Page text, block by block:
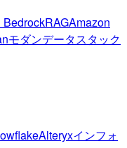
BedrockRAGAmazon
モダンデータスタック
Alteryxインフォ